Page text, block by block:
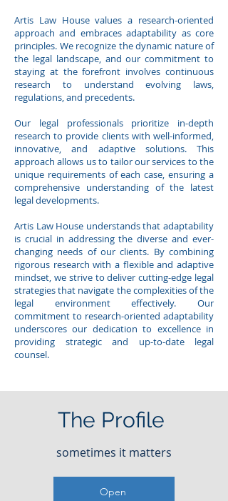
Artis Law House values a research-oriented
approach and embraces adaptability as core
principles. We recognize the dynamic nature of
the legal landscape, and our commitment to
staying at the forefront involves continuous
research to understand evolving laws,
regulations, and precedents.
Our legal professionals prioritize in-depth
research to provide clients with well-informed,
innovative, and adaptive solutions. This
approach allows us to tailor our services to the
unique requirements of each case, ensuring a
comprehensive understanding of the latest
legal developments.
Artis Law House understands that adaptability
is crucial in addressing the diverse and ever-
changing needs of our clients. By combining
rigorous research with a flexible and adaptive
mindset, we strive to deliver cutting-edge legal
strategies that navigate the complexities of the
legal environment effectively. Our
commitment to research-oriented adaptability
underscores our dedication to excellence in
providing strategic and up-to-date legal
counsel.
The Profile
sometimes it matters
Open